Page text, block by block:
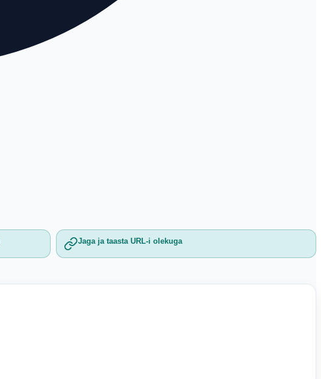
Jaga ja taasta URL-i olekuga